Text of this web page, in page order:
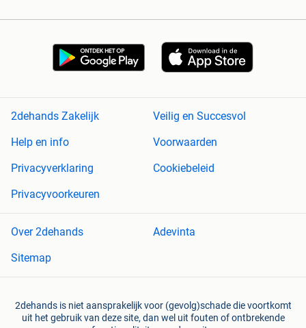
2dehands Zakelijk
Veilig en Succesvol
Help en info
Voorwaarden
Privacyverklaring
Cookiebeleid
Privacyvoorkeuren
Over 2dehands
Adevinta
Sitemap
2dehands is niet aansprakelijk voor (gevolg)schade die voortkomt
uit het gebruik van deze site, dan wel uit fouten of ontbrekende